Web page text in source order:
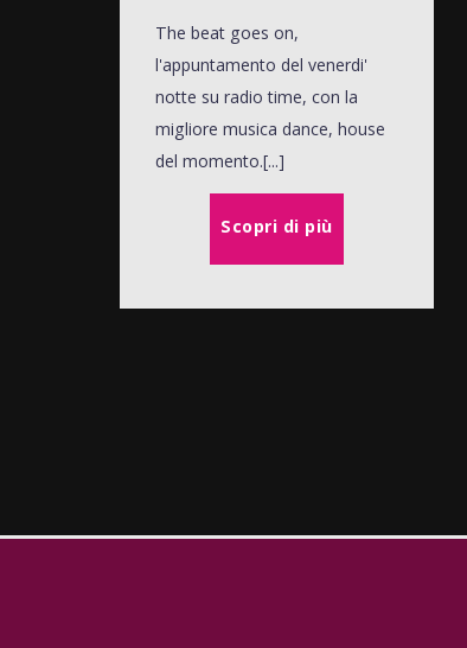
The beat goes on,
l'appuntamento del venerdi'
notte su radio time, con la
migliore musica dance, house
del momento.[...]
Scopri di più